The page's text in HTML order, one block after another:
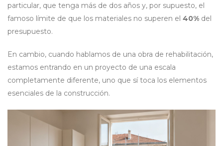
particular, que tenga más de dos años y, por supuesto, el
famoso límite de que los materiales no superen el 40% del
presupuesto.
En cambio, cuando hablamos de una obra de rehabilitación,
estamos entrando en un proyecto de una escala
completamente diferente, uno que sí toca los elementos
esenciales de la construcción.